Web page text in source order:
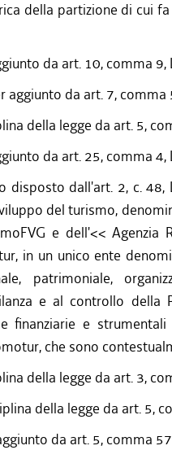
della partizione di cui
da art. 10, comma 9,
aggiunto da art. 7, comma
della legge da art. 5,
da art. 25, comma 4,
disposto dall'art. 2, c.
del turismo,
e dell'<< Agenzia
in un unico ente
patrimoniale,
e al controllo della
finanziarie e
che sono
della legge da art. 3,
della legge da art. 5,
da art. 5, comma